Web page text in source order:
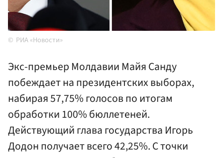
РИА «Новости»
Экс-премьер Молдавии Майя Санду
побеждает на президентских выборах,
набирая 57,75% голосов по итогам
обработки 100% бюллетеней.
Действующий глава государства Игорь
Додон получает всего 42,25%. С точки